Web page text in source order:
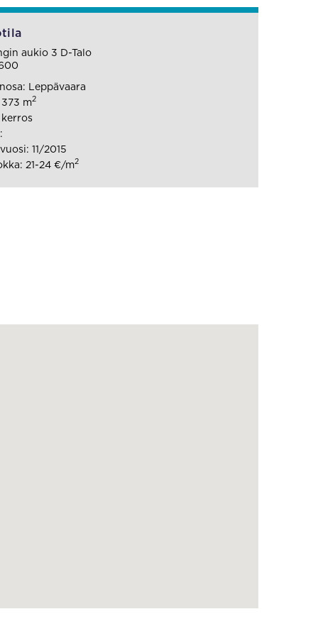
aukio 3 D-Talo
Leppävaara
m2
11/2015
21-24 €/m2